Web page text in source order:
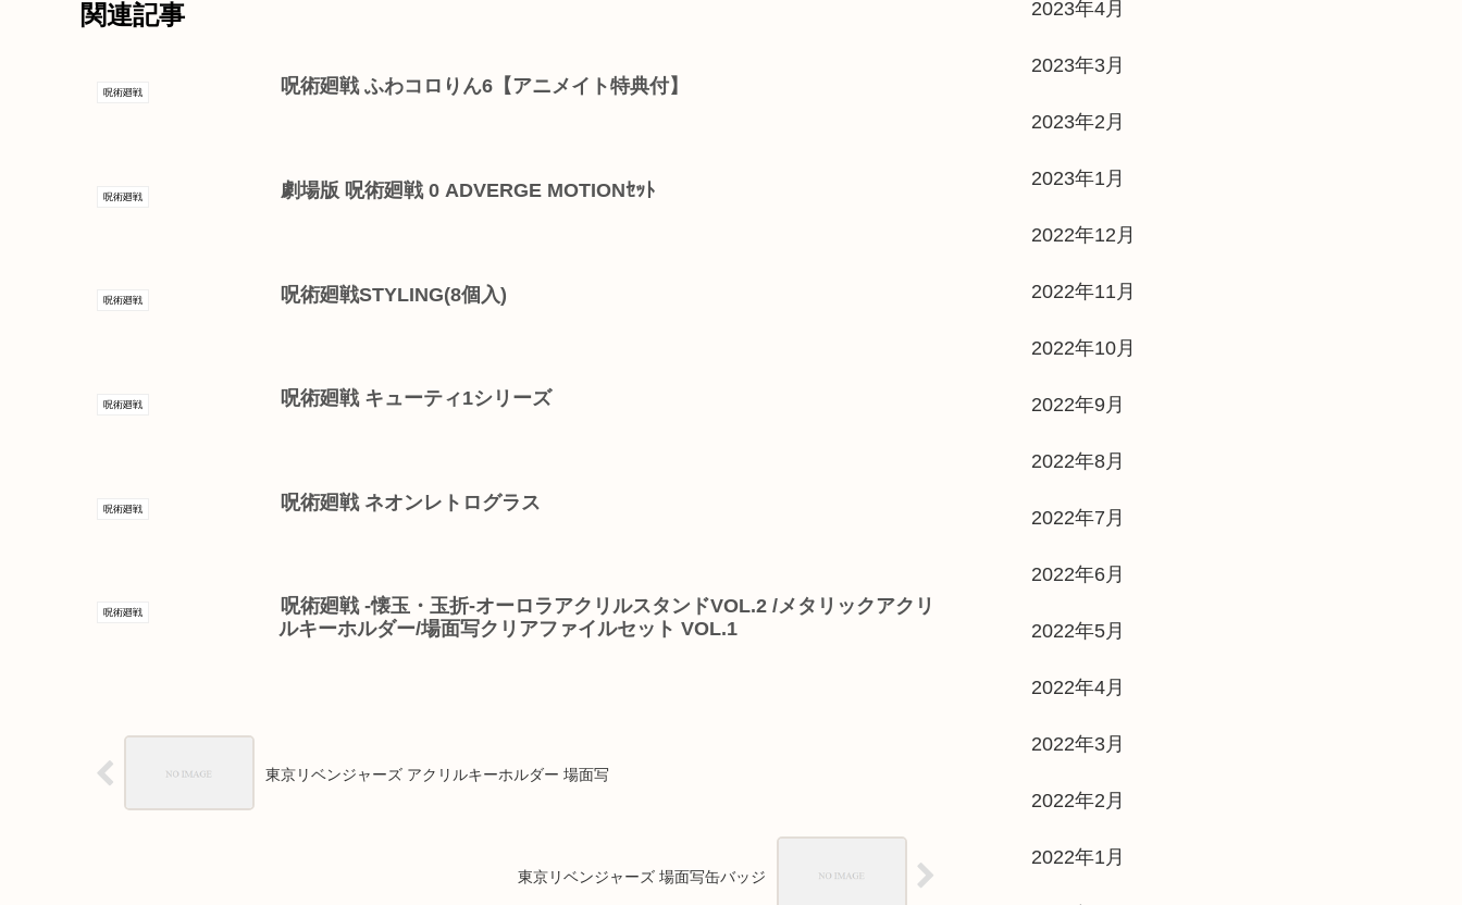
関連記事
呪術廻戦 呪術廻戦 ふわコロりん6【アニメイト特典付】
呪術廻戦 劇場版 呪術廻戦 0 ADVERGE MOTIONｾｯﾄ
呪術廻戦 呪術廻戦STYLING(8個入)
呪術廻戦 呪術廻戦 キューティ1シリーズ
呪術廻戦 呪術廻戦 ネオンレトログラス
呪術廻戦
呪術廻戦 -懐玉・玉折-オーロラアクリルスタンドVOL.2 /メタリックアクリ
ルキーホルダー/場面写クリアファイルセット VOL.1
東京リベンジャーズ アクリルキーホルダー 場面写
東京リベンジャーズ 場面写缶バッジ
2023年4月
2023年3月
2023年2月
2023年1月
2022年12月
2022年11月
2022年10月
2022年9月
2022年8月
2022年7月
2022年6月
2022年5月
2022年4月
2022年3月
2022年2月
2022年1月